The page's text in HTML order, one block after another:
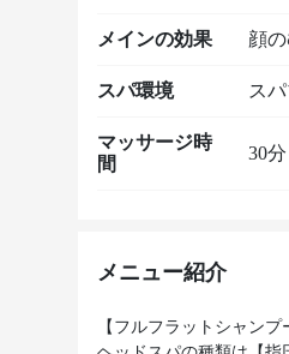
メインの効果 顔
スパ環境 ス
マッサージ時
間
30分
メニュー紹介
【フルフラットシャン